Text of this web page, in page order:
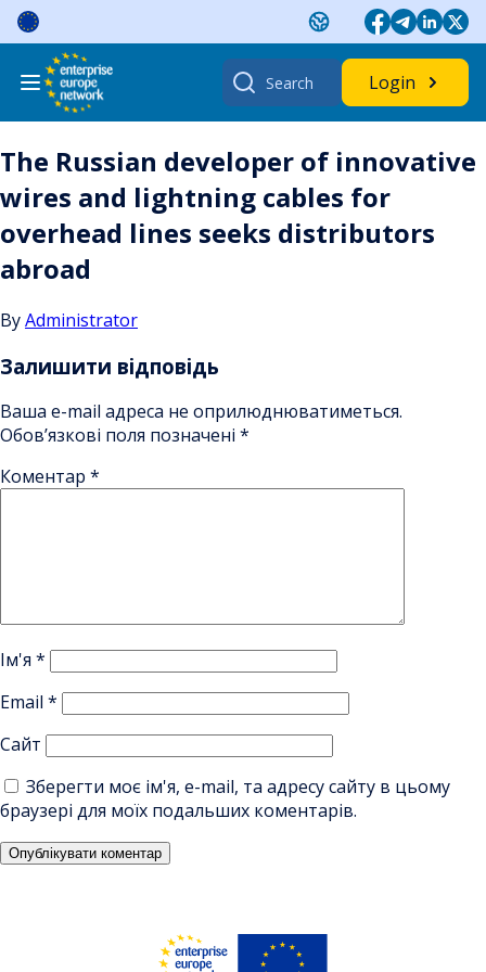
Skip
content
Search
for:
Login
The Russian developer of innovative
wires and lightning cables for
overhead lines seeks distributors
abroad
ByAdministrator
Залишити відповідь
Ваша e-mail адреса не оприлюднюватиметься.
Обов’язкові поля позначені *
Коментар *
Ім'я *
Email *
Сайт
Зберегти моє ім'я, e-mail, та адресу сайту в цьому
браузері для моїх подальших коментарів.